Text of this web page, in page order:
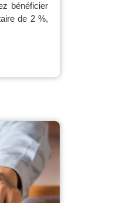
bénéficier
de 2 %,